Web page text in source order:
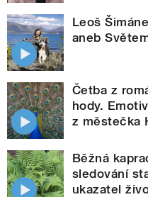
Leoš
aneb
Četba z
hody.
z městečka
Běžná
sledování
ukazatel